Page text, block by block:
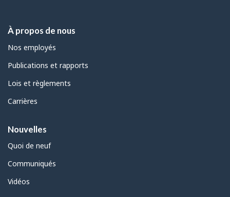
À propos de nous
Nos employés
Publications et rapports
Lois et règlements
Carrières
Nouvelles
Quoi de neuf
Communiqués
Vidéos